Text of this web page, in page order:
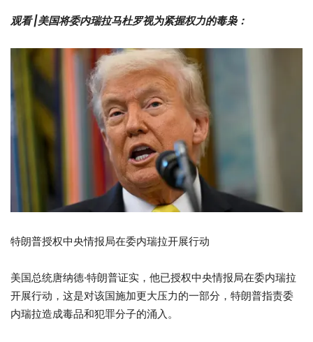
观看 |美国将委内瑞拉马杜罗视为紧握权力的毒枭：
特朗普授权中央情报局在委内瑞拉开展行动
美国总统唐纳德·特朗普证实，他已授权中央情报局在委内瑞拉
开展行动，这是对该国施加更大压力的一部分，特朗普指责委
内瑞拉造成毒品和犯罪分子的涌入。